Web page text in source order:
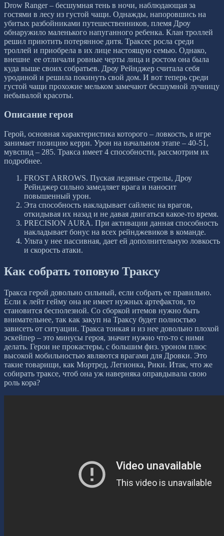
Drow Ranger – бесшумная тень в ночи, наблюдающая за
гостями в лесу из густой чащи. Однажды, напоровшись на
убитых разбойниками путешественников, племя Дроу
обнаружило маленького напуганного ребенка. Клан троллей
решил приютить потерянное дитя. Траксес росла среди
троллей и приобрела в их лице настоящую семью. Однако,
внешне ее отличали ровные черты лица и ростом она была
куда выше своих собратьев. Дроу Рейнджер считала себя
уродиной и решила покинуть свой дом. И вот теперь среди
густой чащи прохожие мельком замечают бесшумной лучницу
небывалой красоты.
Описание героя
Герой, основная характеристика которого – ловкость, в игре
занимает позицию керри. Урон на начальном этапе – 40-51,
мувспид – 285. Тракса имеет 4 способности, рассмотрим их
подробнее.
FROST ARROWS. Пуская ледяные стрелы, Дроу
Рейнджер сильно замедляет врага и наносит
повышенный урон.
Эта способность накладывает сайленс на врагов,
откидывая их назад и не давая двигаться какое-то время.
PRECISION AURA. При активации данная способность
накладывает бонус на всех рейнджевиков в команде.
Ульта у нее пассивная, дает ей дополнительную ловкость
и скорость атаки.
Как собрать топовую Траксу
Тракса герой довольно сильный, если собрать ее правильно.
Если к лейт гейму она не имеет нужных артефактов, то
становится бесполезной. Со сборкой итемов нужно быть
внимательнее, так как закуп на Траксу будет полностью
зависеть от ситуации. Тракса тонкая и из нее довольно плохой
эскейпер – это минусы героя, значит нужно что-то с ними
делать. Герои не прокастеры, с большим физ. уроном плюс
высокой мобильностью являются врагами для Дровки. Это
такие товарищи, как Мортред, Легионка, Рики. Итак, что же
собирать траксе, чтоб она уж наверняка оправдывала свою
роль кора?